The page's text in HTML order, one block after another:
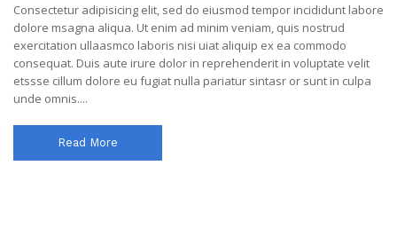
Consectetur adipisicing elit, sed do eiusmod tempor incididunt labore
dolore msagna aliqua. Ut enim ad minim veniam, quis nostrud
exercitation ullaasmco laboris nisi uiat aliquip ex ea commodo
consequat. Duis aute irure dolor in reprehenderit in voluptate velit
etssse cillum dolore eu fugiat nulla pariatur sintasr or sunt in culpa
unde omnis....
Read More